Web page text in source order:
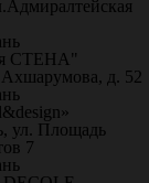
СТЕНА"
Ахшарумова, д. 52
ул. Площадь
7